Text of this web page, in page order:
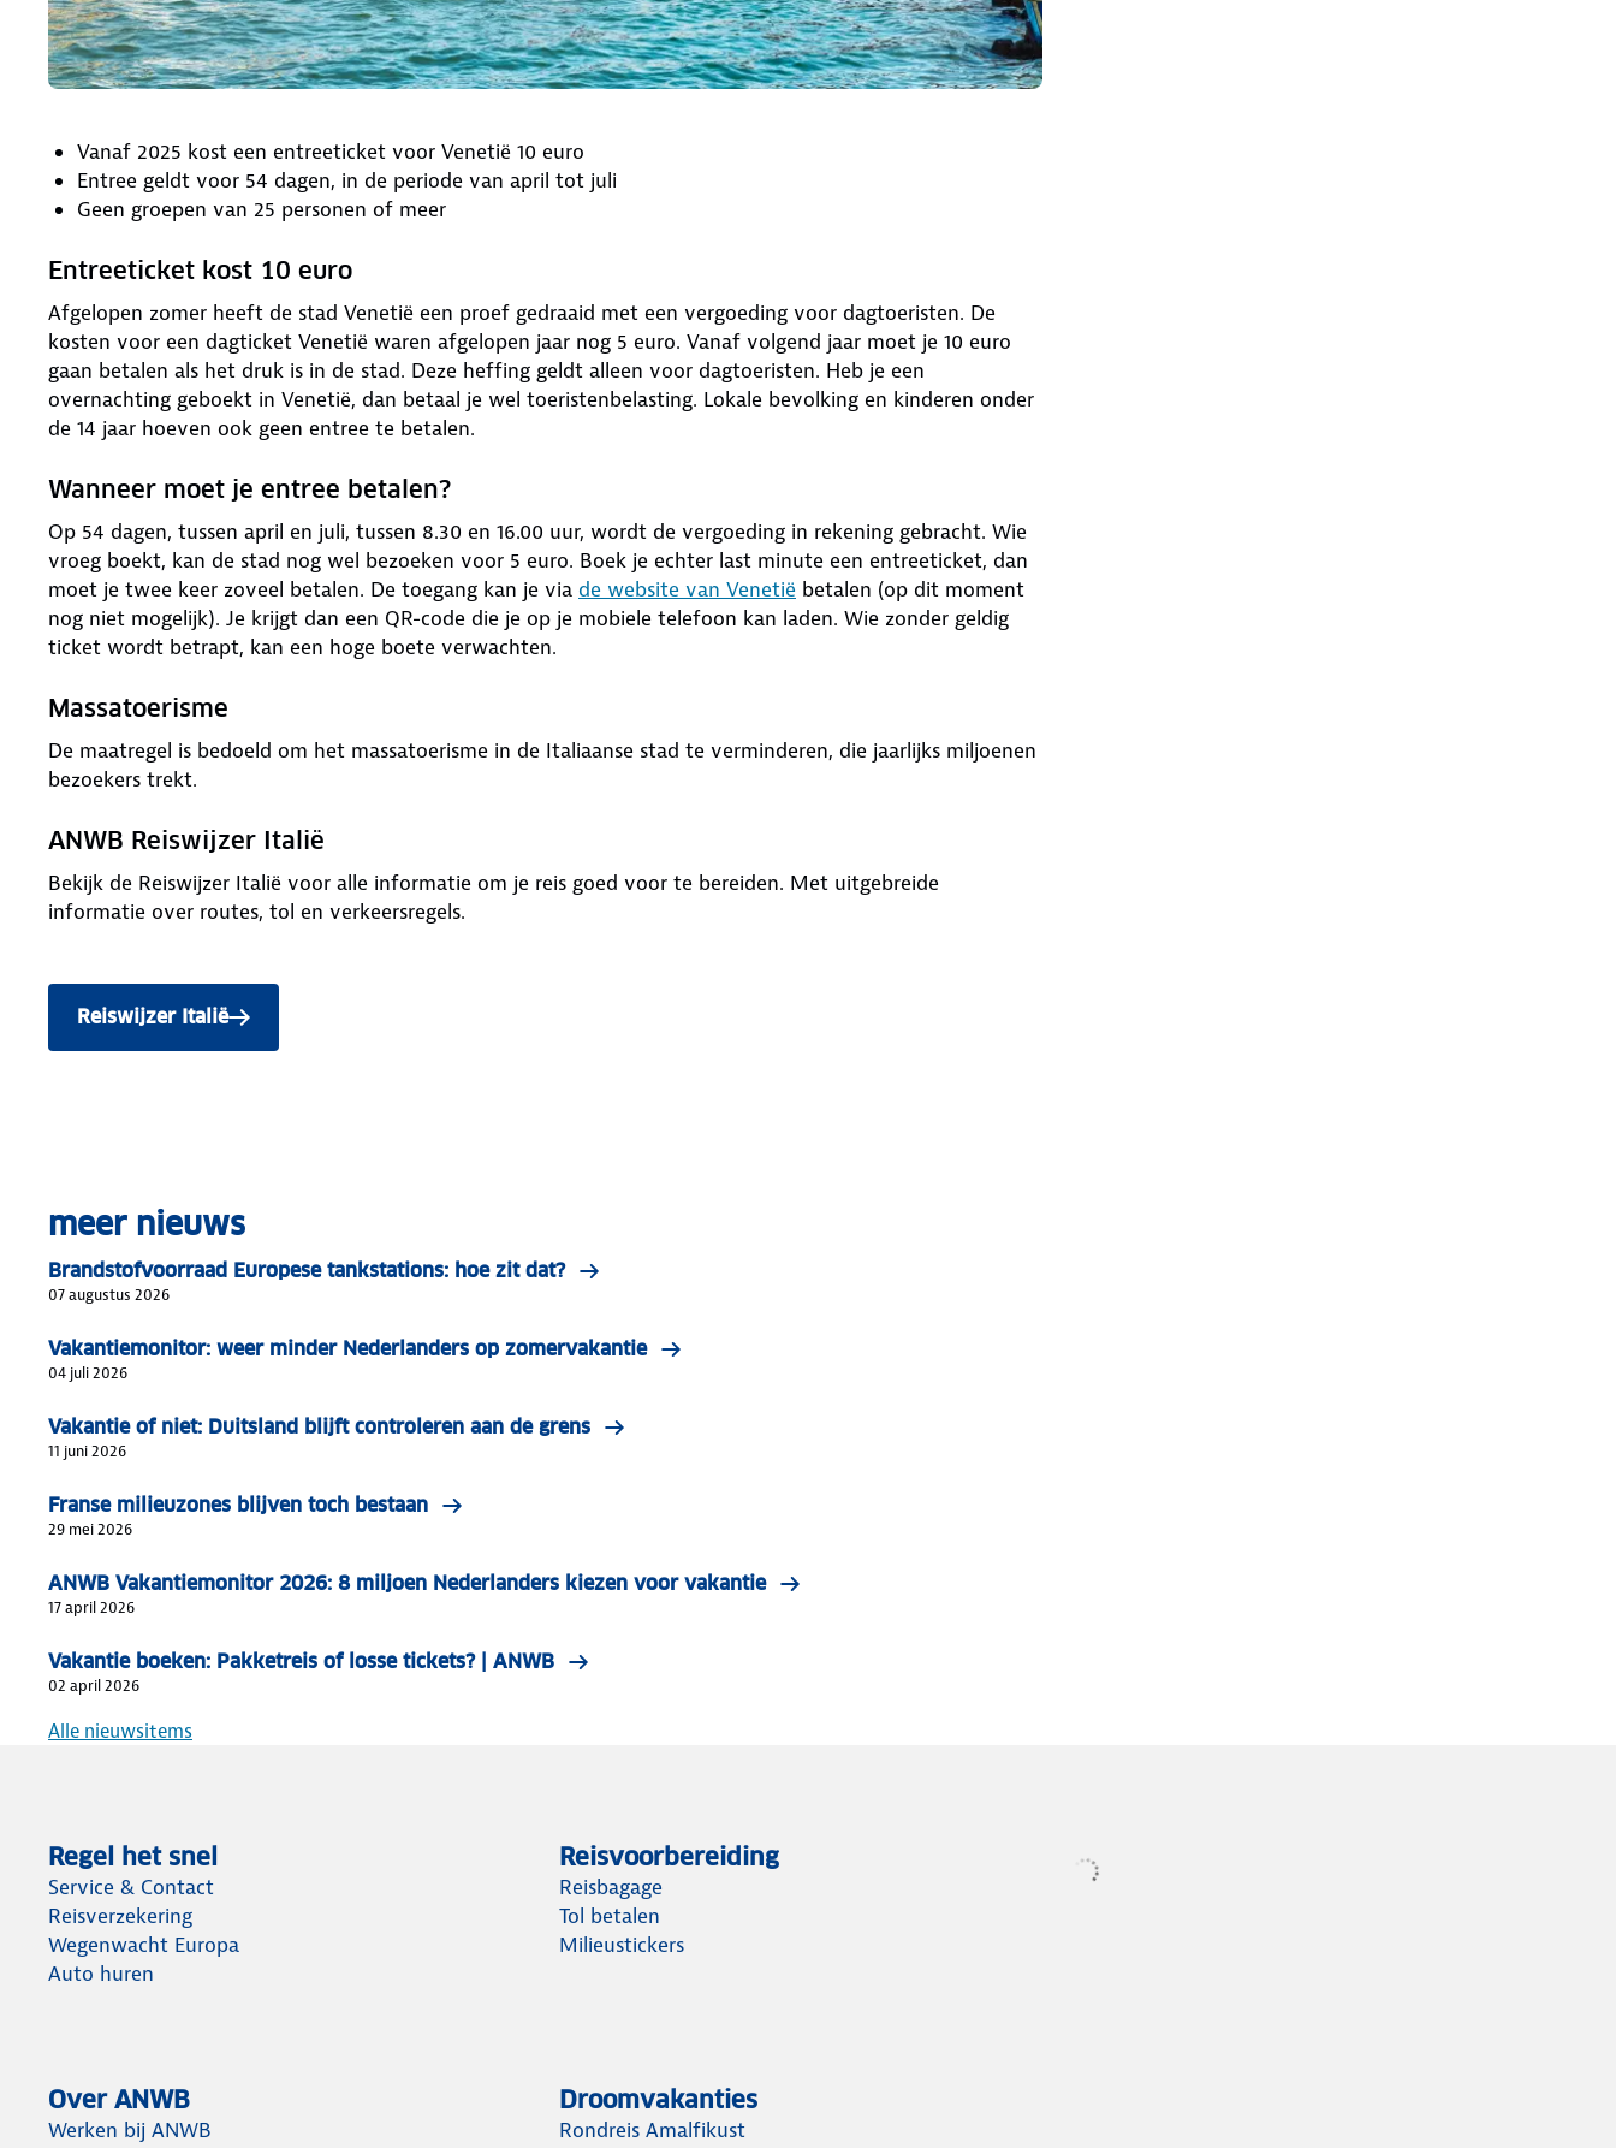
Vanaf 2025 kost een entreeticket voor Venetië 10 euro
Entree geldt voor 54 dagen, in de periode van april tot juli
Geen groepen van 25 personen of meer
Entreeticket kost 10 euro
Afgelopen zomer heeft de stad Venetië een proef gedraaid met een vergoeding voor dagtoeristen. De
kosten voor een dagticket Venetië waren afgelopen jaar nog 5 euro. Vanaf volgend jaar moet je 10 euro
gaan betalen als het druk is in de stad. Deze heffing geldt alleen voor dagtoeristen. Heb je een
overnachting geboekt in Venetië, dan betaal je wel toeristenbelasting. Lokale bevolking en kinderen onder
de 14 jaar hoeven ook geen entree te betalen.
Wanneer moet je entree betalen?
Op 54 dagen, tussen april en juli, tussen 8.30 en 16.00 uur, wordt de vergoeding in rekening gebracht. Wie
vroeg boekt, kan de stad nog wel bezoeken voor 5 euro. Boek je echter last minute een entreeticket, dan
moet je twee keer zoveel betalen. De toegang kan je via de website van Venetië betalen (op dit moment
nog niet mogelijk). Je krijgt dan een QR-code die je op je mobiele telefoon kan laden. Wie zonder geldig
ticket wordt betrapt, kan een hoge boete verwachten.
Massatoerisme
De maatregel is bedoeld om het massatoerisme in de Italiaanse stad te verminderen, die jaarlijks miljoenen
bezoekers trekt.
ANWB Reiswijzer Italië
Bekijk de Reiswijzer Italië voor alle informatie om je reis goed voor te bereiden. Met uitgebreide
informatie over routes, tol en verkeersregels.
Reiswijzer Italië
meer nieuws
Brandstofvoorraad Europese tankstations: hoe zit dat?
07 augustus 2026
Vakantiemonitor: weer minder Nederlanders op zomervakantie
04 juli 2026
Vakantie of niet: Duitsland blijft controleren aan de grens
11 juni 2026
Franse milieuzones blijven toch bestaan
29 mei 2026
ANWB Vakantiemonitor 2026: 8 miljoen Nederlanders kiezen voor vakantie
17 april 2026
Vakantie boeken: Pakketreis of losse tickets? | ANWB
02 april 2026
Alle nieuwsitems
Regel het snel
Service & Contact
Reisverzekering
Wegenwacht Europa
Auto huren
Reisvoorbereiding
Reisbagage
Tol betalen
Milieustickers
Over ANWB
Werken bij ANWB
Droomvakanties
Rondreis Amalfikust